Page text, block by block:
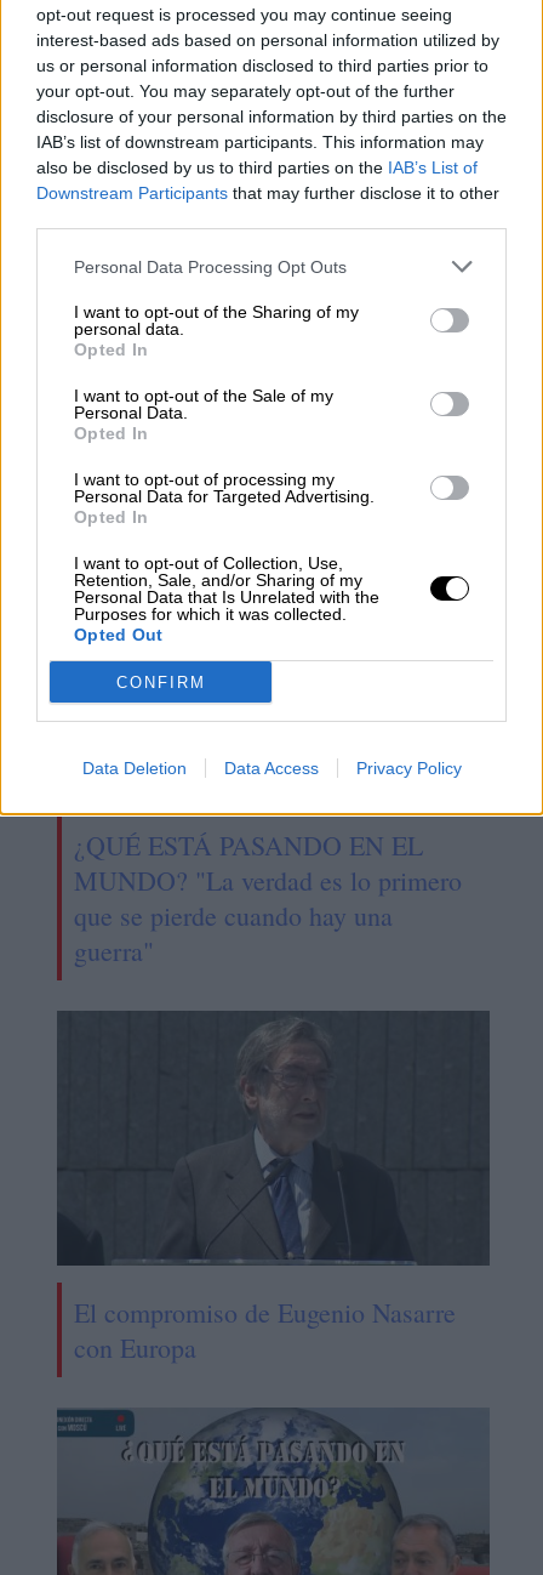
opt-out request is processed you may continue seeing
interest-based ads based on personal information utilized by
us or personal information disclosed to third parties prior to
your opt-out. You may separately opt-out of the further
disclosure of your personal information by third parties on the
IAB’s list of downstream participants. This information may
also be disclosed by us to third parties on the IAB’s List of
Downstream Participants that may further disclose it to other
Personal Data Processing Opt Outs
I want to opt-out of the Sharing of my
personal data.
Opted In
I want to opt-out of the Sale of my
Personal Data.
Opted In
I want to opt-out of processing my
Personal Data for Targeted Advertising.
Opted In
I want to opt-out of Collection, Use,
Retention, Sale, and/or Sharing of my
Personal Data that Is Unrelated with the
Purposes for which it was collected.
Opted Out
CONFIRM
Data Deletion Data Access Privacy Policy
fondos de recuperación
NOTICIAS RELACIONADAS
El impuesto al queroseno, una
"ruina" para España que no reducirá
las emisiones
¿QUÉ ESTÁ PASANDO EN EL
MUNDO? "La verdad es lo primero
que se pierde cuando hay una
guerra"
El compromiso de Eugenio Nasarre
con Europa